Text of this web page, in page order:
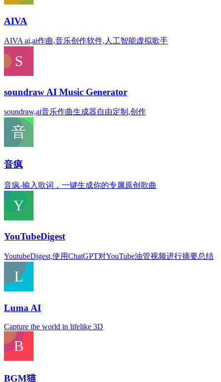
AIVA
AIVA ai,ai作曲,音乐创作软件,人工智能虚拟歌手
soundraw AI Music Generator
soundraw,ai音乐作曲生成器自由定制,创作
音疯
音疯-输入歌词，一键生成你的专属原创歌曲
YouTubeDigest
YoutubeDigest,使用ChatGPT对YouTube油管视频进行摘要总结
Luma AI
Capture the world in lifelike 3D
BGM猫